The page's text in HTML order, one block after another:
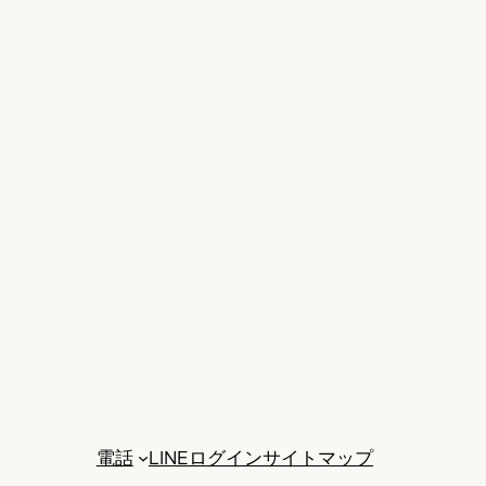
電話 LINE ログインサイトマップ